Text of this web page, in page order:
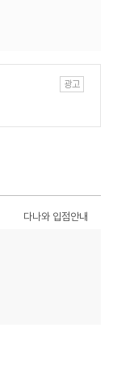
다나와 입점안내